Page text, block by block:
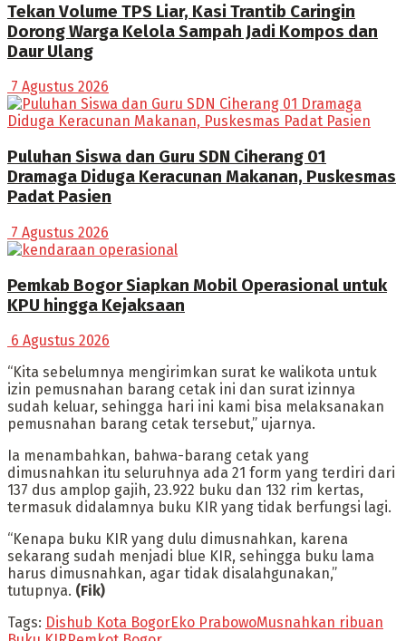
Tekan Volume TPS Liar, Kasi Trantib Caringin
Dorong Warga Kelola Sampah Jadi Kompos dan
Daur Ulang
7 Agustus 2026
Puluhan Siswa dan Guru SDN Ciherang 01
Dramaga Diduga Keracunan Makanan, Puskesmas
Padat Pasien
7 Agustus 2026
Pemkab Bogor Siapkan Mobil Operasional untuk
KPU hingga Kejaksaan
6 Agustus 2026
“Kita sebelumnya mengirimkan surat ke walikota untuk
izin pemusnahan barang cetak ini dan surat izinnya
sudah keluar, sehingga hari ini kami bisa melaksanakan
pemusnahan barang cetak tersebut,” ujarnya.
Ia menambahkan, bahwa-barang cetak yang
dimusnahkan itu seluruhnya ada 21 form yang terdiri dari
137 dus amplop gajih, 23.922 buku dan 132 rim kertas,
termasuk didalamnya buku KIR yang tidak berfungsi lagi.
“Kenapa buku KIR yang dulu dimusnahkan, karena
sekarang sudah menjadi blue KIR, sehingga buku lama
harus dimusnahkan, agar tidak disalahgunakan,”
tutupnya. (Fik)
Tags: Dishub Kota BogorEko PrabowoMusnahkan ribuan